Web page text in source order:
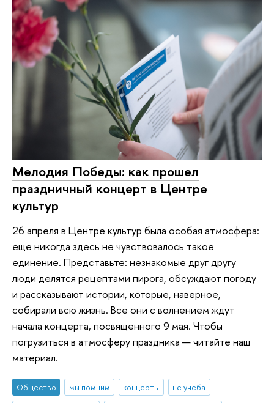
Мелодия Победы: как прошел
праздничный концерт в Центре
культур
26 апреля в Центре культур была особая атмосфера:
еще никогда здесь не чувствовалось такое
единение. Представьте: незнакомые друг другу
люди делятся рецептами пирога, обсуждают погоду
и рассказывают истории, которые, наверное,
собирали всю жизнь. Все они с волнением ждут
начала концерта, посвященного 9 мая. Чтобы
погрузиться в атмосферу праздника — читайте наш
материал.
Общество мы помним концерты
не учеба